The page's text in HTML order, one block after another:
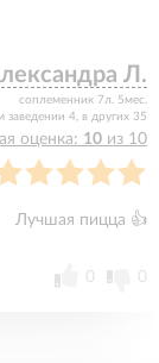
Л.
соплеменник 7л. 5мес.
заведении 4, в других 35
оценка: 10 из 10
Лучшая пицца 👍
0 0